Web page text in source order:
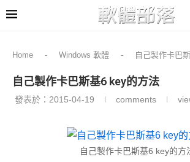
Home - Windows 軟體 - 自己製作卡巴
自己製作卡巴斯基6 key的方法
發表於： 2015-04-19 comments
自己製作卡巴斯基6 key的方